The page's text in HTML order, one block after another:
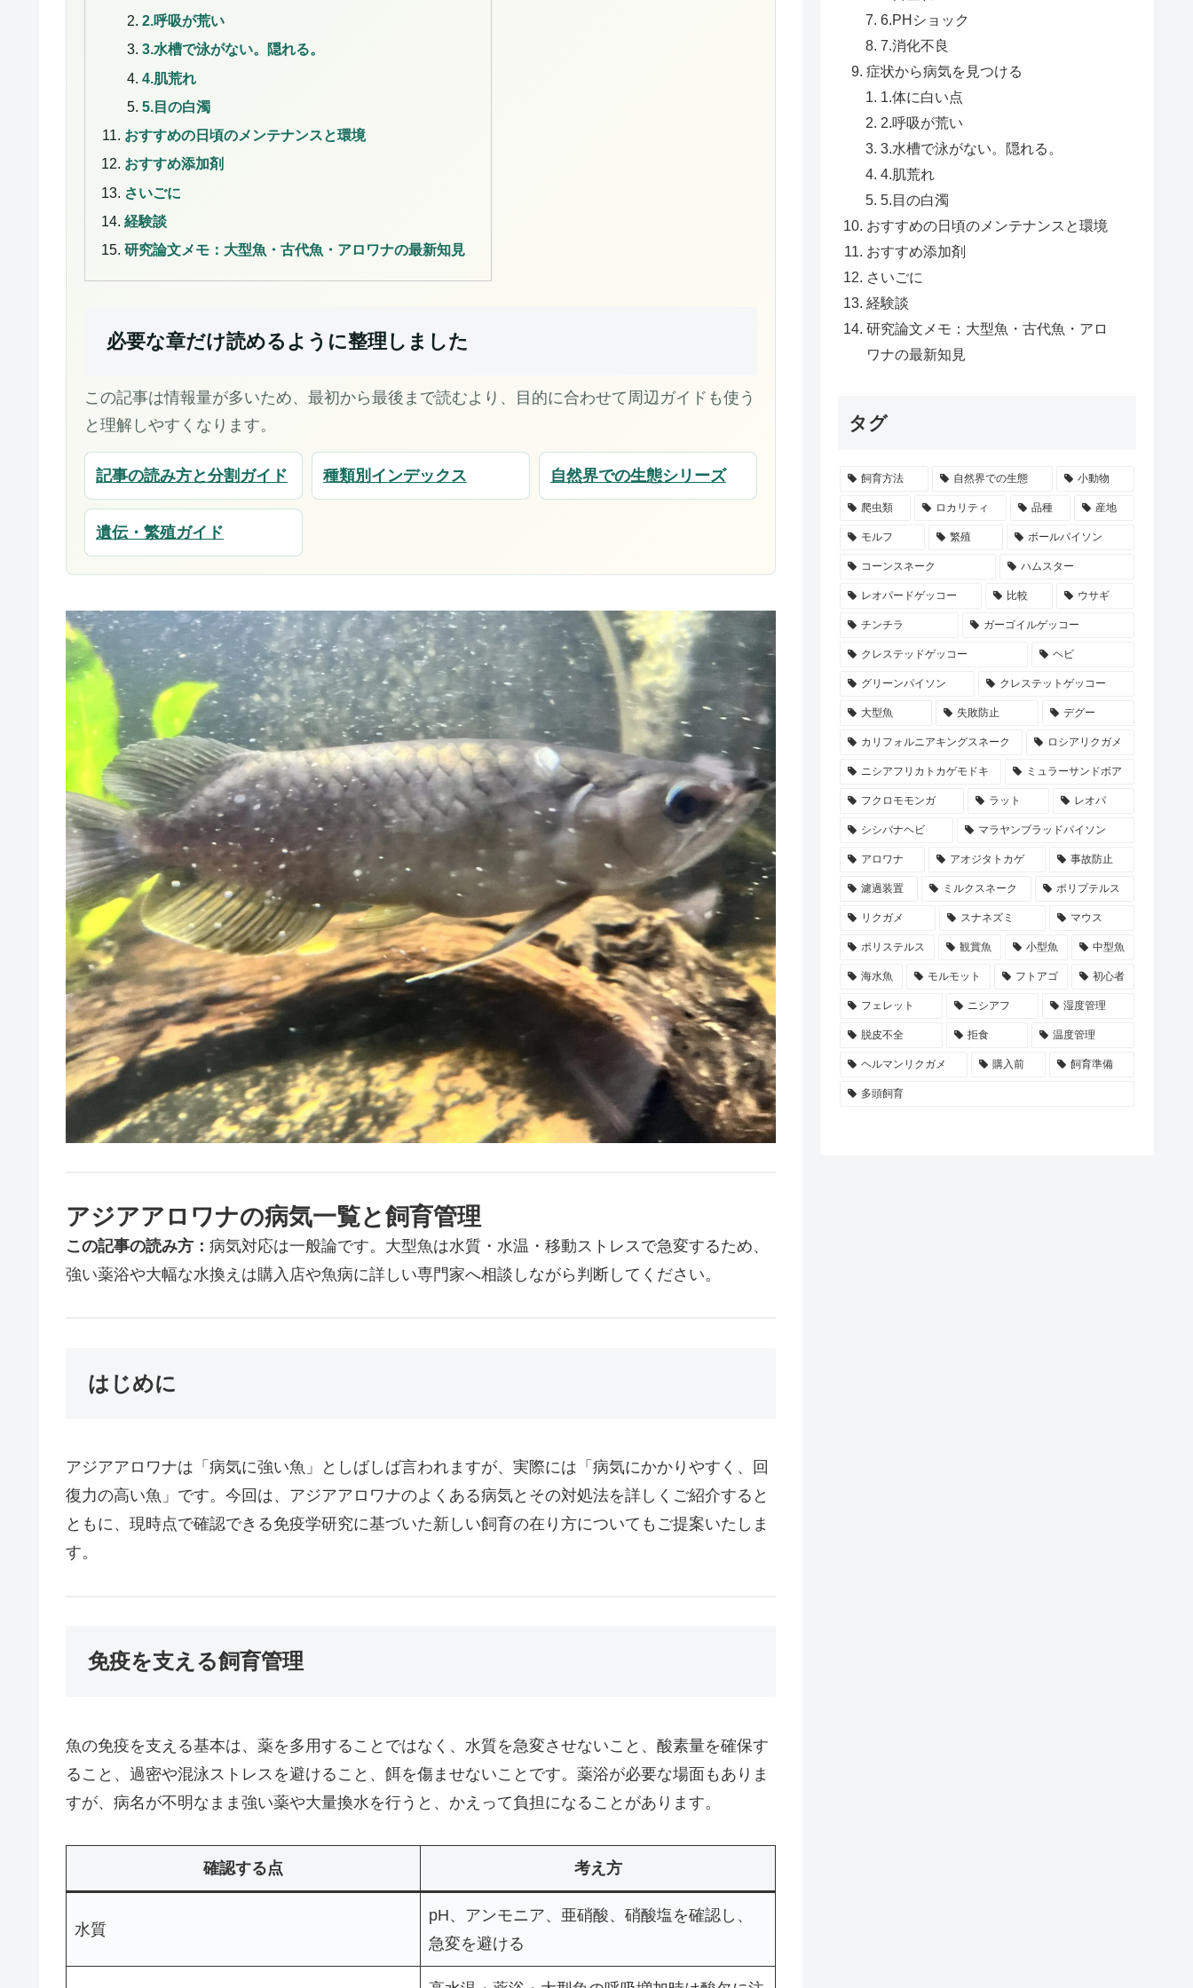
2.呼吸が荒い
3.水槽で泳がない。隠れる。
4.肌荒れ
5.目の白濁
おすすめの日頃のメンテナンスと環境
おすすめ添加剤
さいごに
経験談
研究論文メモ：大型魚・古代魚・アロワナの最新知見
必要な章だけ読めるように整理しました
この記事は情報量が多いため、最初から最後まで読むより、目的に合わせて周辺ガイドも使う
と理解しやすくなります。
記事の読み方と分割ガイド 種類別インデックス 自然界での生態シリーズ
遺伝・繁殖ガイド
アジアアロワナの病気一覧と飼育管理
この記事の読み方： 病気対応は一般論です。大型魚は水質・水温・移動ストレスで急変するため、
強い薬浴や大幅な水換えは購入店や魚病に詳しい専門家へ相談しながら判断してください。
はじめに
アジアアロワナは「病気に強い魚」としばしば言われますが、実際には「病気にかかりやすく、回
復力の高い魚」です。今回は、アジアアロワナのよくある病気とその対処法を詳しくご紹介すると
ともに、現時点で確認できる免疫学研究に基づいた新しい飼育の在り方についてもご提案いたしま
す。
免疫を支える飼育管理
魚の免疫を支える基本は、薬を多用することではなく、水質を急変させないこと、酸素量を確保す
ること、過密や混泳ストレスを避けること、餌を傷ませないことです。薬浴が必要な場面もありま
すが、病名が不明なまま強い薬や大量換水を行うと、かえって負担になることがあります。
確認する点 考え方
水質
pH、アンモニア、亜硝酸、硝酸塩を確認し、
急変を避ける
6.PHショック
7.消化不良
症状から病気を見つける
1.体に白い点
2.呼吸が荒い
3.水槽で泳がない。隠れる。
4.肌荒れ
5.目の白濁
おすすめの日頃のメンテナンスと環境
おすすめ添加剤
さいごに
経験談
研究論文メモ：大型魚・古代魚・アロ
ワナの最新知見
タグ
飼育方法 自然界での生態 小動物
爬虫類 ロカリティ 品種 産地
モルフ 繁殖 ボールパイソン
コーンスネーク ハムスター
レオパードゲッコー 比較 ウサギ
チンチラ ガーゴイルゲッコー
クレステッドゲッコー ヘビ
グリーンパイソン クレステットゲッコー
大型魚 失敗防止 デグー
カリフォルニアキングスネーク ロシアリクガメ
ニシアフリカトカゲモドキ ミュラーサンドボア
フクロモモンガ ラット レオパ
シシバナヘビ マラヤンブラッドパイソン
アロワナ アオジタトカゲ 事故防止
濾過装置 ミルクスネーク ポリプテルス
リクガメ スナネズミ マウス
ポリステルス 観賞魚 小型魚 中型魚
海水魚 モルモット フトアゴ 初心者
フェレット ニシアフ 湿度管理
脱皮不全 拒食 温度管理
ヘルマンリクガメ 購入前 飼育準備
多頭飼育